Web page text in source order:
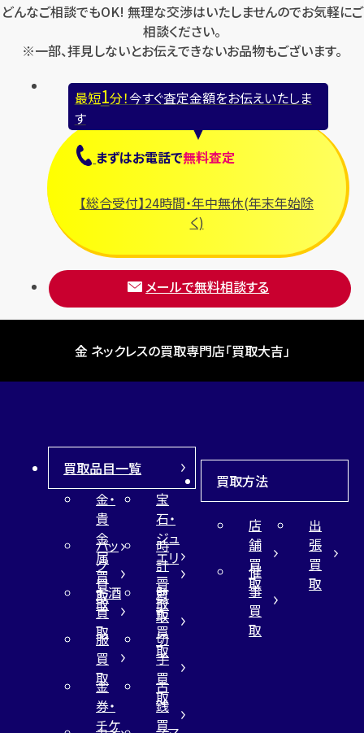
どんなご相談でもOK! 無理な交渉はいたしませんのでお気軽にご
相談ください。
※一部、拝見しないとお伝えできないお品物もございます。
最短1分！今すぐ査定金額をお伝えいたしま
す
まずはお電話で無料査定
【総合受付】24時間・年中無休(年末年始除
く)
メールで無料相談する
金 ネックレスの買取専門店「買取大吉」
買取品目一覧
金・
貴
金
属
買
取
宝
石・
ジュ
エリ
ー
買
取
バッ
グ
買
取
時
計
買
取
お酒
買
取
財
布
買
取
服
買
取
切
手
買
取
金
券・
チケ
古
銭
買
買取方法
店
舗
買
取
出
張
買
取
催
事
買
取